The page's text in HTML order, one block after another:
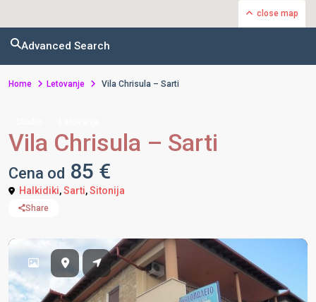
close map
Advanced Search
Home Letovanje Vila Chrisula – Sarti
Vila Chrisula – Sarti
Cena od 85 €
Halkidiki,Sarti,Sitonija
Share